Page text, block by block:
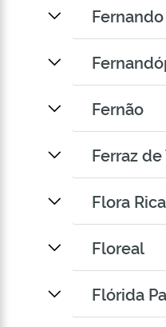
Fernão
Ferraz
Flora Rica
Floreal
Flórida